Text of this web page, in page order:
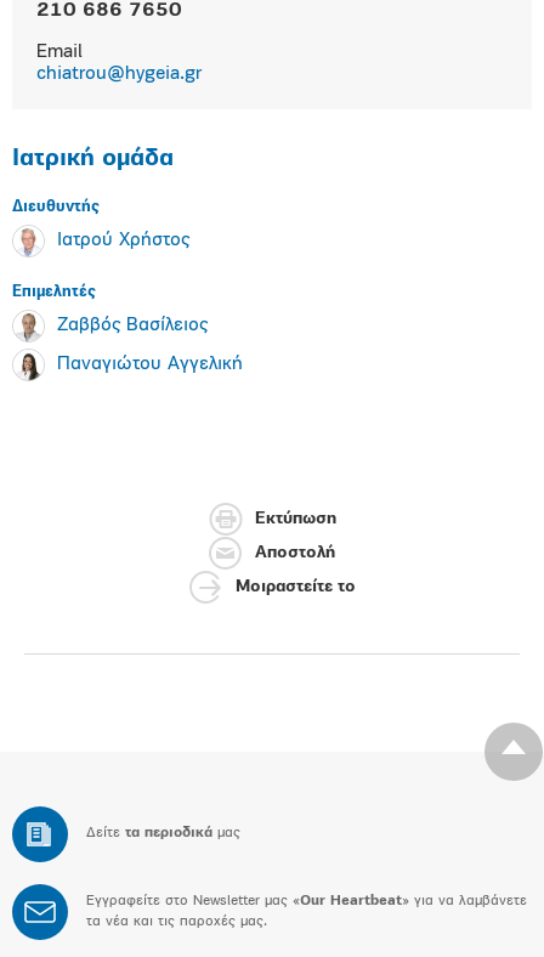
210 686 7650
Email
chiatrou@hygeia.gr
Ιατρική ομάδα
Διευθυντής
Ιατρού Χρήστος
Επιμελητές
Ζαββός Βασίλειος
Παναγιώτου Αγγελική
Εκτύπωση
Αποστολή
Μοιραστείτε το
Δείτε τα περιοδικά μας
Εγγραφείτε στο Newsletter μας «Our Heartbeat» για να λαμβάνετε
τα νέα και τις παροχές μας.